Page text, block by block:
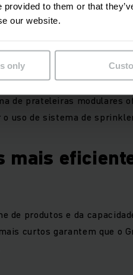
provided to them or that
our website.
only
de paletes pesados
operados
metros de largura.
de prateleiras modulares
uso de sistema de
mais
de produtos e da
curtos garantem que o